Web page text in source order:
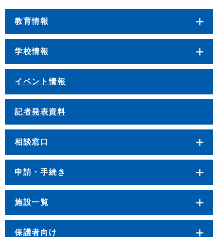
教育情報
学校情報
イベント情報
記者発表資料
相談窓口
申請・手続き
施設一覧
保護者向け